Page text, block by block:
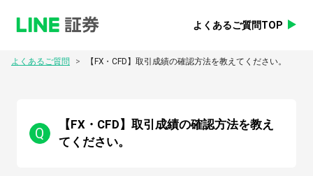
よくあるご質問TOP
よくあるご質問 > 【FX・CFD】取引成績の確認方法を教えてください。
Q
【FX・CFD】取引成績の確認方法を教え
てください。